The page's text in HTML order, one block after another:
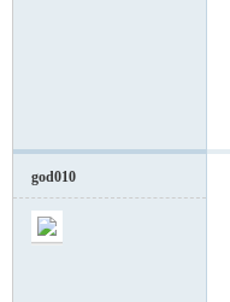
god010